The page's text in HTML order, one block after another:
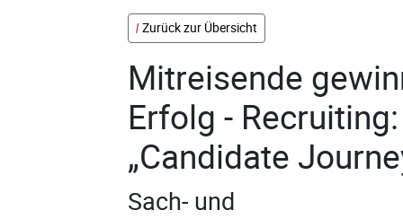
Zurück zur Übersicht
Mitreisende
Erfolg -
„Candidate
Sach- und